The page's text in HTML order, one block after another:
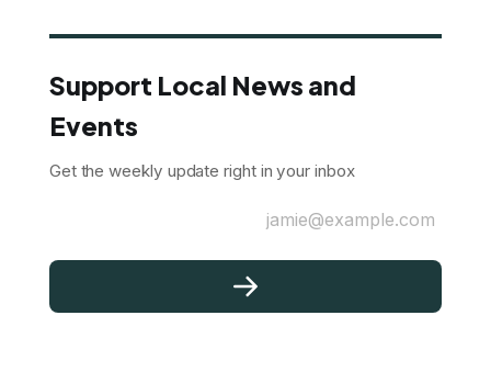
Support Local News and
Events
Get the weekly update right in your inbox
jamie@example.com